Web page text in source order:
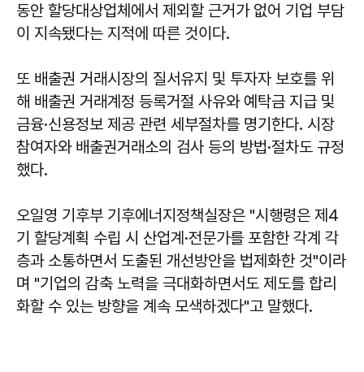
동안 할당대상업체에서 제외할 근거가 없어 기업 부담
이 지속됐다는 지적에 따른 것이다.
또 배출권 거래시장의 질서유지 및 투자자 보호를 위
해 배출권 거래계정 등록거절 사유와 예탁금 지급 및
금융·신용정보 제공 관련 세부절차를 명기한다. 시장
참여자와 배출권거래소의 검사 등의 방법·절차도 규정
했다.
오일영 기후부 기후에너지정책실장은 "시행령은 제4
기 할당계획 수립 시 산업계·전문가를 포함한 각계 각
층과 소통하면서 도출된 개선방안을 법제화한 것"이라
며 "기업의 감축 노력을 극대화하면서도 제도를 합리
화할 수 있는 방향을 계속 모색하겠다"고 말했다.